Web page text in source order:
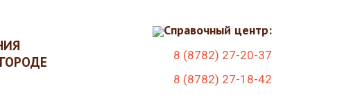
Справочный центр:
8 (8782) 27-20-37
8 (8782) 27-18-42